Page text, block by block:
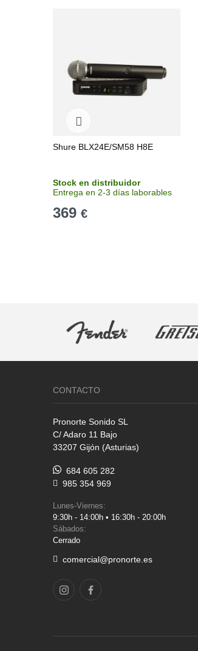
Shure BLX24E/SM58 H8E
Stock en distribuidor
Entrega en 2-3 días laborables
369 €
CONTACTO
Pronorte Sonido SL
C/ Adaro 11 Bajo
33207 Gijón (Asturias)
684 605 282
985 354 969
Lunes-Viernes:
9:30h - 14:00h • 16:30h - 20:00h
Sábados:
Cerrado
comercial@pronorte.es